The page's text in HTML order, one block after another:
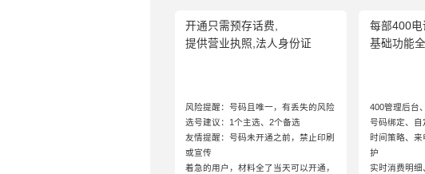
开通只需预存话费,
提供营业执照,法人身份证
风险提醒：号码且唯一，有丢失的风险
选号建议：1个主选、2个备选
友情提醒：号码未开通之前，禁止印刷
或宣传
着急的用户，材料全了当天可以开通，
每部400电
基础功能
400管理后台
号码绑定、自
时间策略、
护
实时消费明细